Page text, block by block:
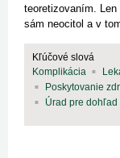
teoretizovaním.
sám neocitol a v
Kľúčové slová
Komplikácia
Poskytovanie
Úrad pre